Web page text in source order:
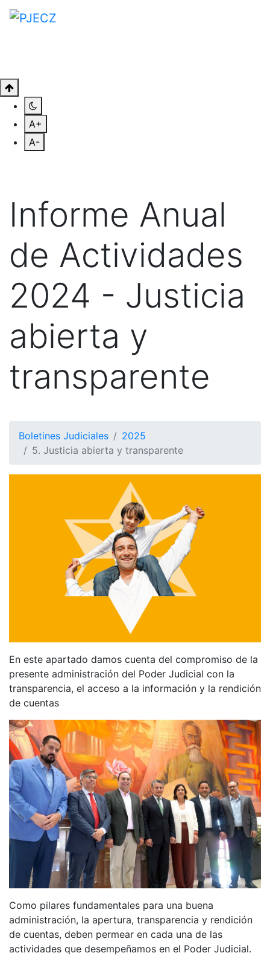
A+
A-
Informe Anual
de Actividades
2024 - Justicia
abierta y
transparente
Boletines Judiciales
2025
5. Justicia abierta y transparente
En este apartado damos cuenta del compromiso de la
presente administración del Poder Judicial con la
transparencia, el acceso a la información y la rendición
de cuentas
Como pilares fundamentales para una buena
administración, la apertura, transparencia y rendición
de cuentas, deben permear en cada una de las
actividades que desempeñamos en el Poder Judicial.